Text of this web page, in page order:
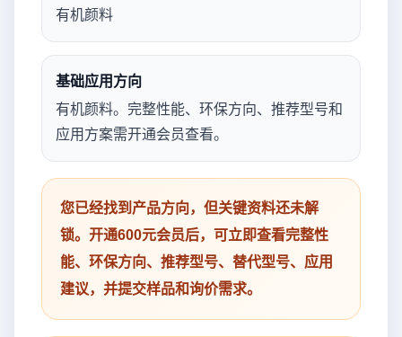
有机颜料
基础应用方向
有机颜料。完整性能、环保方向、推荐型号和
应用方案需开通会员查看。
您已经找到产品方向，但关键资料还未解
锁。开通600元会员后，可立即查看完整性
能、环保方向、推荐型号、替代型号、应用
建议，并提交样品和询价需求。